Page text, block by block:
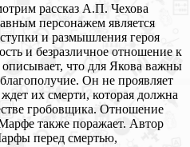
рассказ А.П. Чехова
персонажем является
и размышления героя
и безразличное отношение к
что для Якова важны
Он не проявляет
их смерти, которая должна
гробовщика. Отношение
также поражает. Автор
перед смертью,